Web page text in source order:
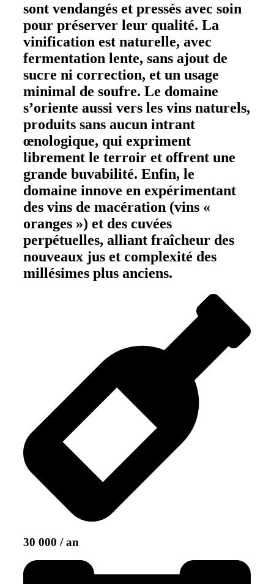
sont vendangés et pressés avec soin
pour préserver leur qualité. La
vinification est naturelle, avec
fermentation lente, sans ajout de
sucre ni correction, et un usage
minimal de soufre. Le domaine
s’oriente aussi vers les vins naturels,
produits sans aucun intrant
œnologique, qui expriment
librement le terroir et offrent une
grande buvabilité. Enfin, le
domaine innove en expérimentant
des vins de macération (vins «
oranges ») et des cuvées
perpétuelles, alliant fraîcheur des
nouveaux jus et complexité des
millésimes plus anciens.
30 000 / an